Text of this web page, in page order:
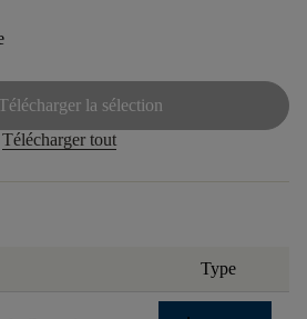
la sélection
Télécharger tout
Type